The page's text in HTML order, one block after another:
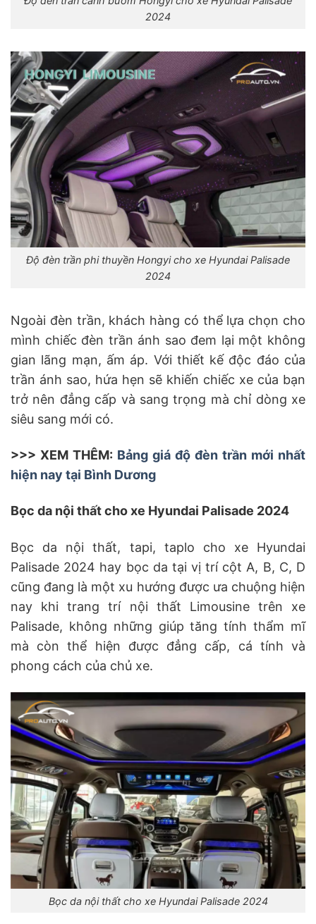
2024
Độ đèn trần phi thuyền Hongyi cho xe Hyundai Palisade
2024
Ngoài đèn trần, khách hàng có thể lựa chọn cho
mình chiếc đèn trần ánh sao đem lại một không
gian lãng mạn, ấm áp. Với thiết kế độc đáo của
trần ánh sao, hứa hẹn sẽ khiến chiếc xe của bạn
trở nên đẳng cấp và sang trọng mà chỉ dòng xe
siêu sang mới có.
>>> XEM THÊM: Bảng giá độ đèn trần mới nhất
hiện nay tại Bình Dương
Bọc da nội thất cho xe Hyundai Palisade 2024
Bọc da nội thất, tapi, taplo cho xe Hyundai
Palisade 2024 hay bọc da tại vị trí cột A, B, C, D
cũng đang là một xu hướng được ưa chuộng hiện
nay khi trang trí nội thất Limousine trên xe
Palisade, không những giúp tăng tính thẩm mĩ
mà còn thể hiện được đẳng cấp, cá tính và
phong cách của chủ xe.
Bọc da nội thất cho xe Hyundai Palisade 2024